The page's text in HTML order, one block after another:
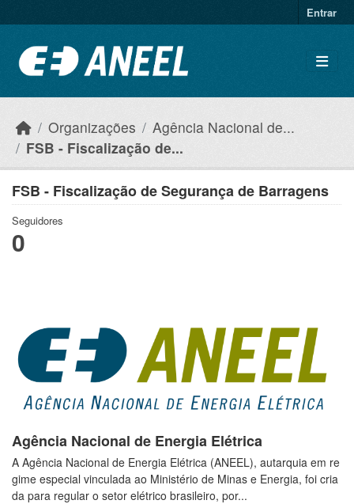
Entrar
Organizações
Agência Nacional de...
FSB - Fiscalização de...
FSB - Fiscalização de Segurança de Barragens
Seguidores
0
Agência Nacional de Energia Elétrica
A Agência Nacional de Energia Elétrica (ANEEL), autarquia em re
gime especial vinculada ao Ministério de Minas e Energia, foi cria
da para regular o setor elétrico brasileiro, por...